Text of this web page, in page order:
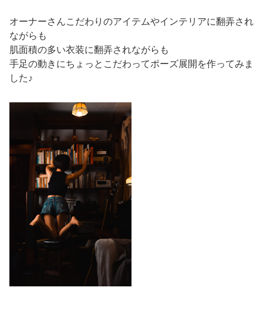
オーナーさんこだわりのアイテムやインテリアに翻弄され
ながらも
肌面積の多い衣装に翻弄されながらも
手足の動きにちょっとこだわってポーズ展開を作ってみま
した♪